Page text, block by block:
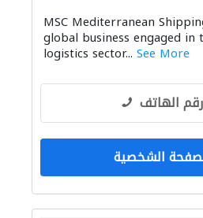
MSC Mediterranean
global business engaged
logistics sector... See More
الهاتف
الشخصية